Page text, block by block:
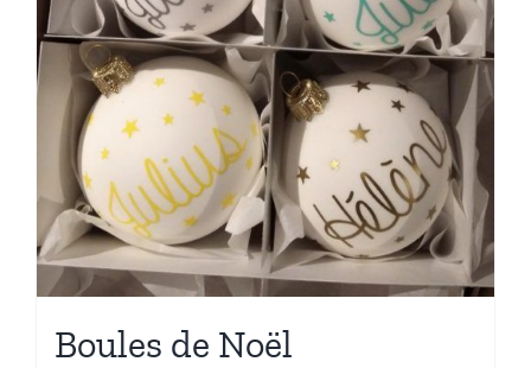
la
page
du
produit
Boules de Noël